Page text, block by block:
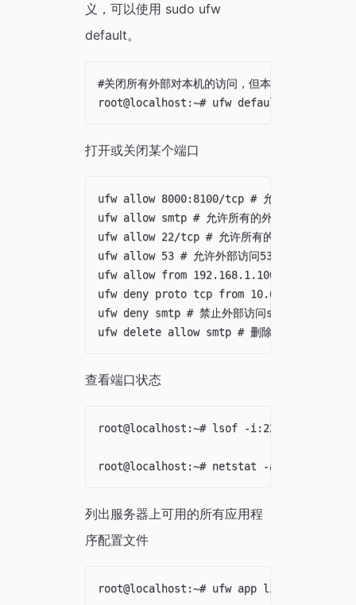
义，可以使用 sudo ufw
default。
#关闭所有外部对本机的访问，但本机访问外部正常
打开或关闭某个端口
ufw allow 8000:8100/tcp # 允许端口范围
ufw allow smtp # 允许所有的外部IP访问本机
ufw allow 22/tcp # 允许所有的外部IP访问本
ufw allow 53 # 允许外部访问53端口(tcp/udp)
ufw allow from 192.168.1.100 # 允许此IP访
ufw deny proto tcp from 10.0.0.0/8 to
ufw deny smtp # 禁止外部访问smtp服务
查看端口状态
root@localhost:~# lsof -i:22
列出服务器上可用的所有应用程
序配置文件